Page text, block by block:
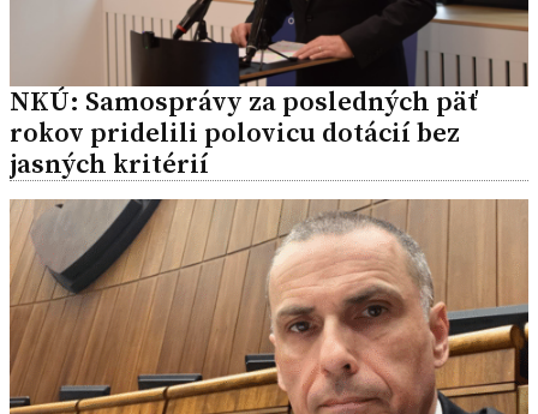
NKÚ: Samosprávy za posledných päť
rokov pridelili polovicu dotácií bez
jasných kritérií